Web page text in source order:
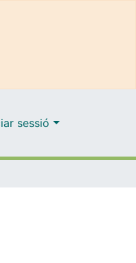
sessió